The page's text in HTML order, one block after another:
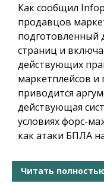
Как сообщил
продавцов
подготовленный
страниц и
действующих
маркетплейсов
приводится
действующая
условиях форс-
как атаки БПЛА
Читать